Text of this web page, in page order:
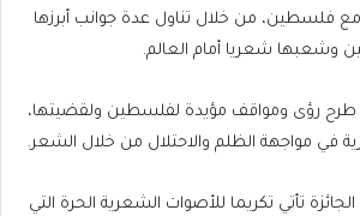
فلسطين، من خلال تناول عدة جوانب أبرزها
وشعبها شعريا أمام العالم.
طرح رؤى ومواقف مؤيدة لفلسطين ولقضيتها،
في مواجهة الظلم والاحتلال من خلال الشعر.
تأتي تكريما للأصوات الشعرية الحرة التي